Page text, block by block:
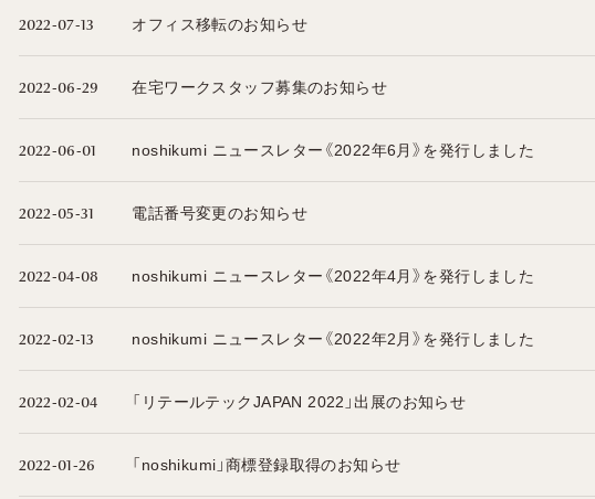
2022-07-13 オフィス移転のお知らせ
2022-06-29 在宅ワークスタッフ募集のお知らせ
2022-06-01 noshikumi ニュースレター《2022年6月》を発行しました
2022-05-31 電話番号変更のお知らせ
2022-04-08 noshikumi ニュースレター《2022年4月》を発行しました
2022-02-13 noshikumi ニュースレター《2022年2月》を発行しました
2022-02-04 「リテールテックJAPAN 2022」出展のお知らせ
2022-01-26 「noshikumi」商標登録取得のお知らせ